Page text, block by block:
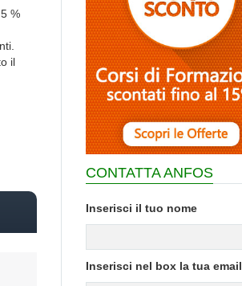
%
il
CONTATTA ANFOS
Inserisci il tuo nome
Inserisci nel box la tua email